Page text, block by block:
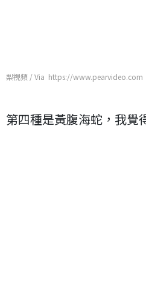
梨視頻 / Via https://www.pearvideo.com
第四種是黃腹海蛇，我覺